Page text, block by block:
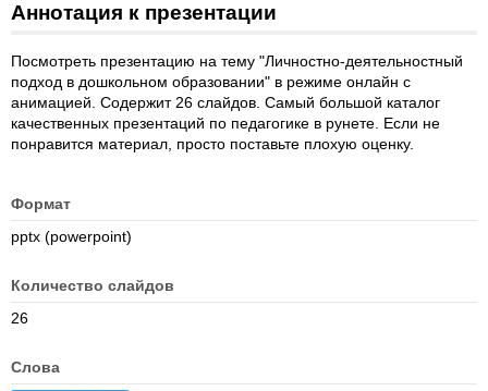
Аннотация к презентации
Посмотреть презентацию на тему "Личностно-деятельностный
подход в дошкольном образовании" в режиме онлайн с
анимацией. Содержит 26 слайдов. Самый большой каталог
качественных презентаций по педагогике в рунете. Если не
понравится материал, просто поставьте плохую оценку.
Формат
pptx (powerpoint)
Количество слайдов
26
Слова